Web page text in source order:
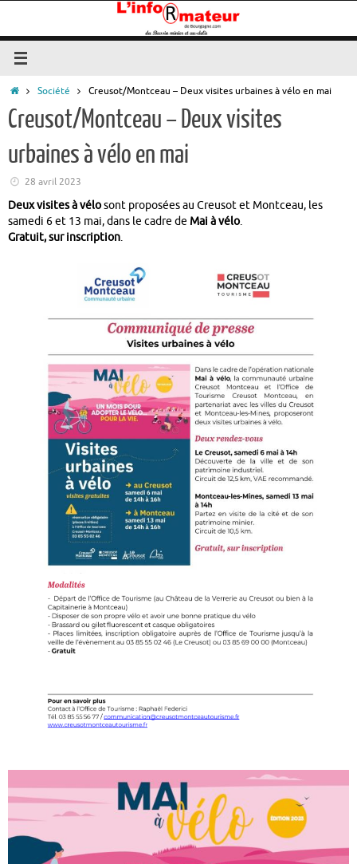
contenu
Accueil
Société Creusot/Montceau – Deux visites urbaines à vélo en mai
Creusot/Montceau – Deux visites
urbaines à vélo en mai
28 avril 2023
Deux visites à vélosont proposées au Creusot et Montceau, les
samedi 6 et 13 mai, dans le cadre de Mai à vélo.
Gratuit, sur inscription.